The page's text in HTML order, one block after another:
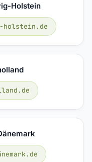
Holstein
holstein.de